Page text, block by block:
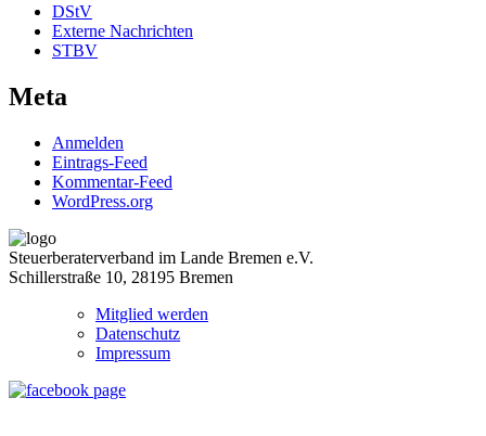
DStV
Externe Nachrichten
STBV
Meta
Anmelden
Eintrags-Feed
Kommentar-Feed
WordPress.org
Steuerberaterverband im Lande Bremen e.V.
Schillerstraße 10, 28195 Bremen
Mitglied werden
Datenschutz
Impressum